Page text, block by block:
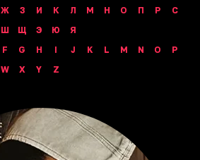
Ж З И К Л М Н О П Р
С
Ш Щ Э Ю
Я
F G H I J K L M N O
P
W X Y Z